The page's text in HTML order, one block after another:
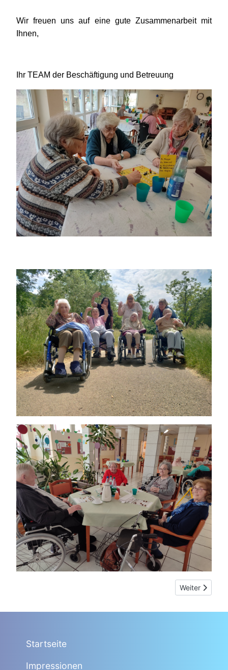
Wir freuen uns auf eine gute Zusammenarbeit mit
Ihnen,
Ihr TEAM der Beschäftigung und Betreuung
Nächster
Weiter
Startseite
Impressionen